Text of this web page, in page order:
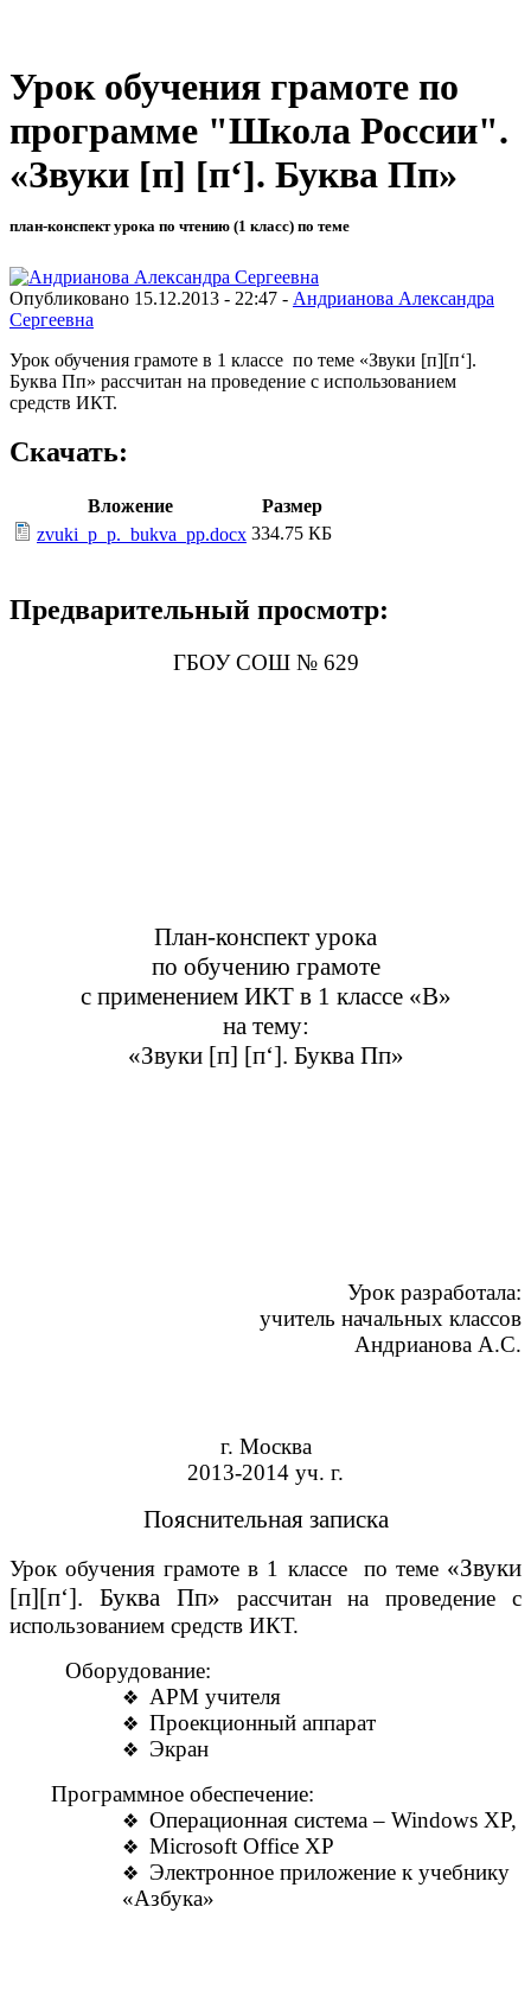
Урок обучения грамоте по
программе "Школа России".
«Звуки [п] [п‘]. Буква Пп»
план-конспект урока по чтению (1 класс) по теме
Опубликовано 15.12.2013 - 22:47 - Андрианова Александра
Сергеевна
Урок обучения грамоте в 1 классе по теме «Звуки [п][п‘].
Буква Пп» рассчитан на проведение с использованием
средств ИКТ.
Скачать:
Вложение
Размер
zvuki_p_p._bukva_pp.docx 334.75 КБ
Предварительный просмотр:
ГБОУ СОШ № 629
План-конспект урока
по обучению грамоте
с применением ИКТ в 1 классе «В»
на тему:
«Звуки [п] [п‘]. Буква Пп»
Урок разработала:
учитель начальных классов
Андрианова А.С.
г. Москва
2013-2014 уч. г.
Пояснительная записка
Урок обучения грамоте в 1 классе по теме «Звуки
[п][п‘]. Буква Пп» рассчитан на проведение с
использованием средств ИКТ.
Оборудование:
АРМ учителя
Проекционный аппарат
Экран
Программное обеспечение:
Операционная система – Windows XP,
Microsoft Office XP
Электронное приложение к учебнику
«Азбука»